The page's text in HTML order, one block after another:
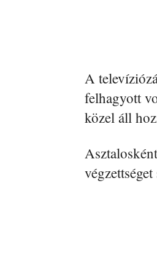
A
felhagyott
közel áll
végzettséget